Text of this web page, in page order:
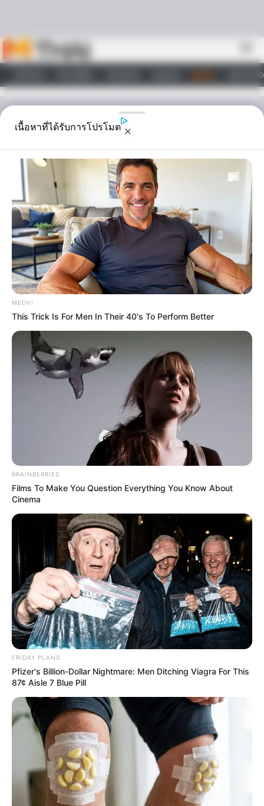
วอลเปเ
ไลฟ์สไตล์
ดูดวง
ทำแท้งบาปมั้ย คิดก่อนทำ
ทำแท้ง บาปไหม ทั้งๆที่รู้ว่าเป็นอย่างไร แต่ปัจจุบันก็ยังพบว่ามีการทำกัน
อยู่ วันนี้ Horoscope.Mthai.com จะนำข้อมูลเกี่ยวกับการ ทำแท้ง มาบ
อกเพื่อนๆกันครับ
Home/ดูดวง/ ทำแท้งบาปมั้ย คิดก่อนทำ
ดูดวง|
แบ่งปัน
ทำแท้งบาปมั้ย เป็นคำถามที่ถามกันตลอด ทั้งๆที่รู้ว่าเป็น
อย่างไร แต่ปัจจุบันก็ยังพบว่ามีการทำกันอยู่ วันนี้
Horoscope.Mthai.comจะนำข้อมูลเกี่ยวกับการ
ทำแท้ง
มาบอกเพื่อนๆกันครับ
ข้อมูลต่อไปนี้ หวังว่าจะเป็นประโยชน์กับทุกคนนะครับ ซึ่ง
Horoscope.Mthai.com
ไม่สงเสริมให้มีการ
ทำแท้ง เกิดขึ้น โปรดใช้วิจารณญาณในการอ่านด้วยนะ
ครับ
การ ทำแท้ง บาปไหม
ทำแท้ง บาป ฆ่าคนบาปกว่าฆ่าสัตว์ เด็กมาเกิดในท้อง
ถือว่าเป็นคน เราฆ่าเขาโดยที่เขาไม่ได้ทำความผิดอะไร
ด้วย บาปมาก ฆ่าสัตว์ยังบาป ฆ่าคนทำไมจะไม่บาป แต่จะ
มากหรือน้อยขึ้นกับสาเหตุหลายประการ คนหรือสัตว์นั้นมี
คุณธรรมมากขนาดไหนด้วย เช่นฆ่าพระบาปมากกว่าฆ่า
คนขี้เมา นอกจากนี้ยังดูที่วิธีการฆ่าด้วยว่า ฆ่าแบบไหน
เช่น ปล่อยปลาเป็นๆในน้ำร้อน บาปมากกว่า ทุบให้ตายในที
เดียว อีกอย่างหนึ่ง ดูที่เจตนาด้วย ว่าทำไปเพื่ออะไร
จำเป็นแค่ไหน เช่นชาวนาหาปลามากินเพื่อยังชีพ บาปน้อย
กว่า คนตกปลาเล่นๆ โดยไม่มีประโยชน์นี้เป็นหลักเข้าๆ
แต่สรุปว่า ฆ่าสัตว์ที่มีลมปราณ บาปทั้งนั้น ไม่ฆ่าใครเสีย
เลยดีกว่า ทั้งนี้ฆ่าอย่างเดียวที่ไม่บาปคือ ฆ่ากิเลสในตน
เนื้อหาที่ได้รับการโปรโมต
MEDVI
This Trick Is For Men In Their 40's To Perform Better
BRAINBERRIES
Films To Make You Question Everything You Know About
Cinema
FRIDAY PLANS
Pfizer's Billion-Dollar Nightmare: Men Ditching Viagra For This
87¢ Aisle 7 Blue Pill